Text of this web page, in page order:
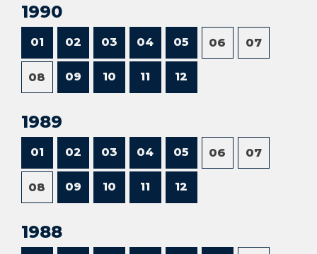
1990
01 02 03 04 05 06 07
08 09 10 11 12
1989
01 02 03 04 05 06 07
08 09 10 11 12
1988